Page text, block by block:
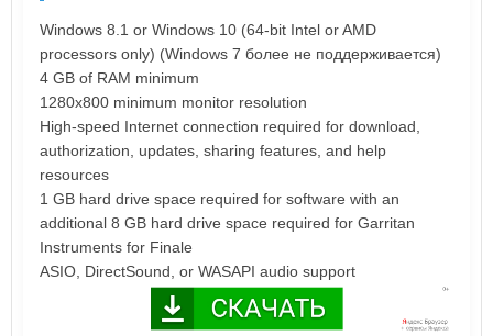
Windows 8.1 or Windows 10 (64-bit Intel or AMD
processors only) (Windows 7 более не поддерживается)
4 GB of RAM minimum
1280x800 minimum monitor resolution
High-speed Internet connection required for download,
authorization, updates, sharing features, and help
resources
1 GB hard drive space required for software with an
additional 8 GB hard drive space required for Garritan
Instruments for Finale
ASIO, DirectSound, or WASAPI audio support